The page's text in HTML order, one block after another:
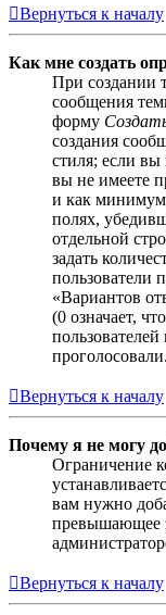
Вернуться к началу
Как мне создать
При создании
сообщения
форму
создания
стиля; если
вы не имеете
и как минимум
полях,
отдельной
задать
пользователи
«Вариантов
(0 означает,
проголосовали.
Вернуться к началу
Почему я не могу
Ограничение
вам нужно
превышающее
Вернуться к началу